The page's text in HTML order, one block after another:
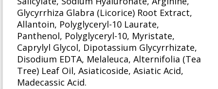
Glycyrrhiza Glabra (Licorice) Root Extract,
Allantoin, Polyglyceryl-10 Laurate,
Panthenol, Polyglyceryl-10, Myristate,
Caprylyl Glycol, Dipotassium Glycyrrhizate,
Disodium EDTA, Melaleuca, Alternifolia (Tea
Tree) Leaf Oil, Asiaticoside, Asiatic Acid,
Madecassic Acid.